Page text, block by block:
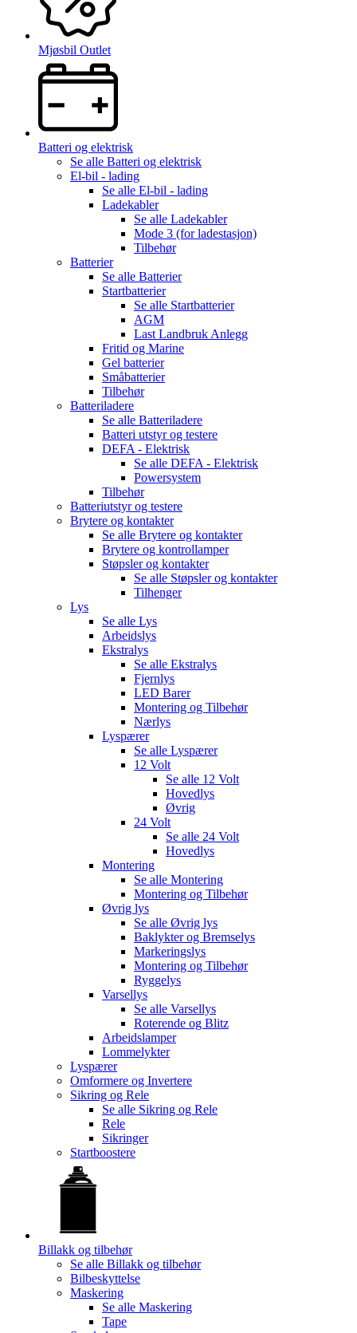
Mjøsbil Outlet
Batteri og elektrisk
Se alle Batteri og elektrisk
El-bil - lading
Se alle El-bil - lading
Ladekabler
Se alle Ladekabler
Mode 3 (for ladestasjon)
Tilbehør
Batterier
Se alle Batterier
Startbatterier
Se alle Startbatterier
AGM
Last Landbruk Anlegg
Fritid og Marine
Gel batterier
Småbatterier
Tilbehør
Batteriladere
Se alle Batteriladere
Batteri utstyr og testere
DEFA - Elektrisk
Se alle DEFA - Elektrisk
Powersystem
Tilbehør
Batteriutstyr og testere
Brytere og kontakter
Se alle Brytere og kontakter
Brytere og kontrollamper
Støpsler og kontakter
Se alle Støpsler og kontakter
Tilhenger
Lys
Se alle Lys
Arbeidslys
Ekstralys
Se alle Ekstralys
Fjernlys
LED Barer
Montering og Tilbehør
Nærlys
Lyspærer
Se alle Lyspærer
12 Volt
Se alle 12 Volt
Hovedlys
Øvrig
24 Volt
Se alle 24 Volt
Hovedlys
Montering
Se alle Montering
Montering og Tilbehør
Øvrig lys
Se alle Øvrig lys
Baklykter og Bremselys
Markeringslys
Montering og Tilbehør
Ryggelys
Varsellys
Se alle Varsellys
Roterende og Blitz
Arbeidslamper
Lommelykter
Lyspærer
Omformere og Invertere
Sikring og Rele
Se alle Sikring og Rele
Rele
Sikringer
Startboostere
Billakk og tilbehør
Se alle Billakk og tilbehør
Bilbeskyttelse
Maskering
Se alle Maskering
Tape